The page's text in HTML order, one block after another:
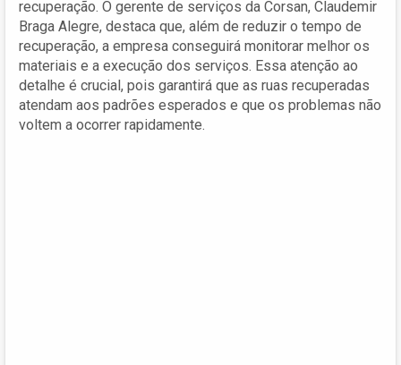
recuperação. O gerente de serviços da Corsan, Claudemir
Braga Alegre, destaca que, além de reduzir o tempo de
recuperação, a empresa conseguirá monitorar melhor os
materiais e a execução dos serviços. Essa atenção ao
detalhe é crucial, pois garantirá que as ruas recuperadas
atendam aos padrões esperados e que os problemas não
voltem a ocorrer rapidamente.